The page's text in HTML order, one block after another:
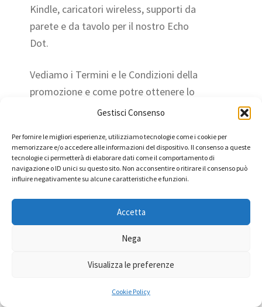
Gestisci Consenso
Per fornire le migliori esperienze, utilizziamo tecnologie come i cookie per
memorizzare e/o accedere alle informazioni del dispositivo. Il consenso a queste
tecnologie ci permetterà di elaborare dati come il comportamento di
navigazione o ID unici su questo sito. Non acconsentire o ritirare il consenso può
influire negativamente su alcune caratteristiche e funzioni.
Accetta
Nega
Visualizza le preferenze
Cookie Policy
Kindle, caricatori wireless, supporti da
parete e da tavolo per il nostro Echo
Dot.
Vediamo i Termini e le Condizioni della
promozione e come potre ottenere lo
Offerta valida fino al 31 dicembre 2022
alle ore 23:59.
pagina “Pagamento”, inserisci il codice
Regalo e Codici promozionali
“Riepilogo dell’ordine” apparirà la
funzionalità esterne. Questi ultimi vengono inviati al tuo browser
direttamente dalle terze parti, che ne sono responsabili.
Cliccando su "Accetta tutti" acconsenti all'utilizzo di tutti i cookies.
Cliccando su "Impostazioni Cookie" potrai fornire o negare il